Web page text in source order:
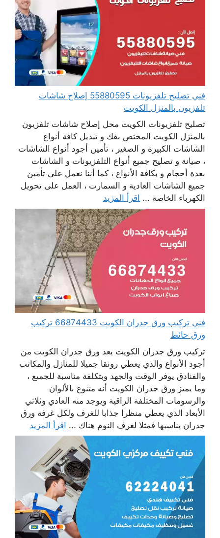
فني تصليح تلفزيونات 55880595 إصلاح شاشات
تلفزيون بالمنزل الكويت
تصليح تلفزيونات الكويت محل إصلاح شاشات تلفزيون
بالمنزل الكويت المختص بفك و تبديل كافة أنواع
الشاشات الكبيرة و الصغير ، تأمين أجود أنواع الشاشات
، صيانة و تصليح جميع أنواع التلفزيونات و الشاشات
بعدة أحجام و بكافة الأنواع ، كما أننا نعمل على تأمين
جميع الشاشات العادية و السمارت ، العمل على تحويل
الكهرباء الخاصة ... اقرأ المزيد
فني تركيب ورق جدران الكويت 66874433 تركيب
ورق حائط
تركيب ورق جدران الكويت يعد ورق جدران الكويت من
أجود الأنواع والذي يعطي رونقا جميلا للمنازل والمكاتب
والفنادق يوفر الوقت والجهد وبتكلفة مناسبة للجميع ،
وما يميز ورق جدران الكويت أنه متنوع بالألوان
والرسومات المختلفة الراقية ويوجد منه العادي وثلاثي
الأبعاد الذي يعطي منظرا جذابا للغرف ولكل غرفة ورق
جدران يناسبها فمثلا لغرف النوم هناك ... اقرأ المزيد